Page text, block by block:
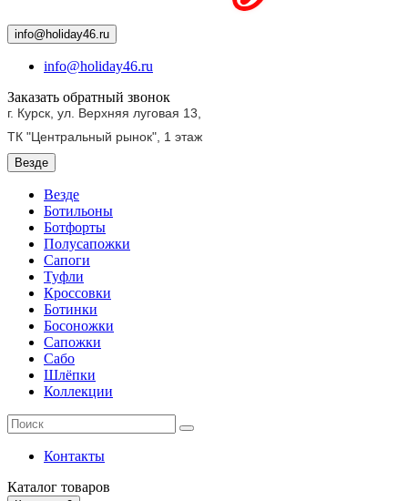
info@holiday46.ru
info@holiday46.ru
Заказать обратный звонок
г. Курск, ул. Верхняя луговая 13,
ТК "Центральный рынок", 1 этаж
Везде
Везде
Ботильоны
Ботфорты
Полусапожки
Сапоги
Туфли
Кроссовки
Ботинки
Босоножки
Сапожки
Сабо
Шлёпки
Коллекции
Контакты
Каталог товаров